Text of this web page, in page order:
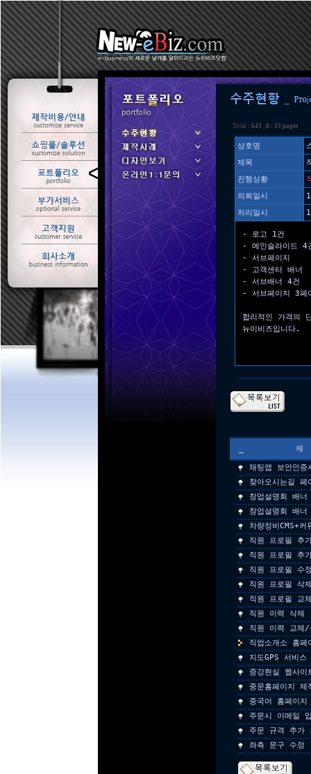
Total : 643 , 8 / 33 pages
상호명
제목
진행상황
의뢰일시
처리일시
- 로고 1건
- 메인슬라이드 4
- 서브페이지
- 고객센터 배너
- 서브배너 4건
- 서브페이지 3페
합리적인 가격의
뉴이비즈입니다.
채팅앱 보안인증
찾아오시는길
창업설명회 배너
창업설명회 배너
차량정비CMS+
직원 프로필 추
직원 프로필 추
직원 프로필 수
직원 프로필 삭
직원 프로필 교
직원 이력 삭제
직원 이력 교체/
직업소개소 홈페
지도GPS 서비스
증강현실 웹사이
중문홈페이지 제
중국어 홈페이지
주문시 이메일
주문 규격 추가
좌측 문구 수정
ㆍ 수주현황
ㆍ 제작사례